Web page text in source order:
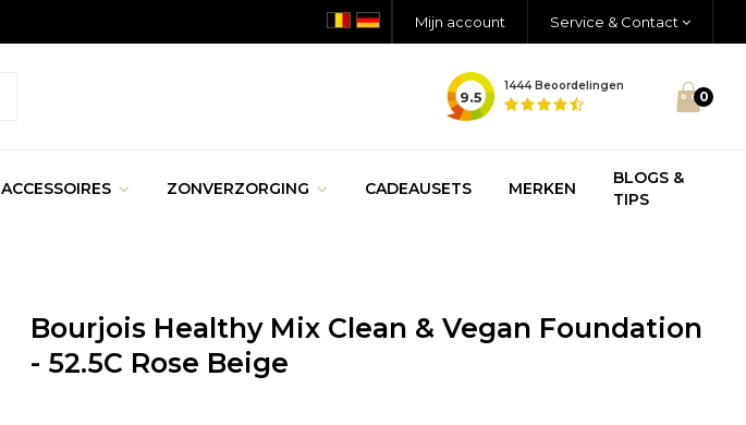
Mijn account Service & Contact
9.5
1444Beoordelingen
0
ACCESSOIRES ZONVERZORGING CADEAUSETS MERKEN
BLOGS &
TIPS
Bourjois Healthy Mix Clean & Vegan Foundation
- 52.5C Rose Beige